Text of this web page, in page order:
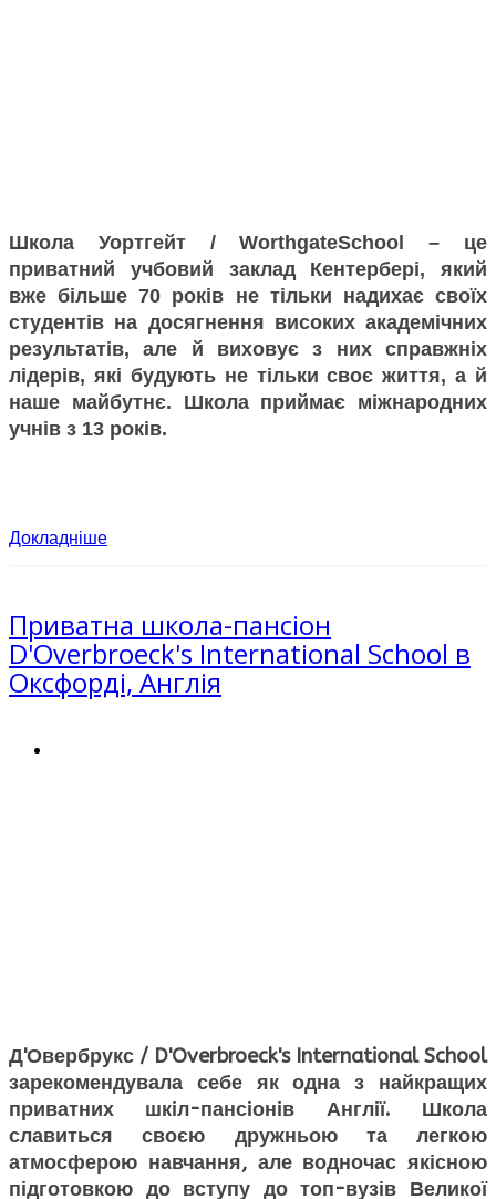
Школа Уортгейт /WorthgateSchool – це
приватний учбовий заклад Кентербері, який
вже більше 70 років не тільки надихає своїх
студентів на досягнення високих академічних
результатів, але й виховує з них справжніх
лідерів, які будують не тільки своє життя, а й
наше майбутнє. Школа приймає міжнародних
учнів з 13 років.
Докладніше
Приватна школа-пансіон
D'Overbroeck's International School в
Оксфорді, Англія
Д'Овербрукс / D'Overbroeck's International School
зарекомендувала себе як одна з найкращих
приватних шкіл-пансіонів Англії. Школа
славиться своєю дружньою та легкою
атмосферою навчання, але водночас якісною
підготовкою до вступу до топ-вузів Великої